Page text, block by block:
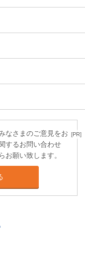
[PR]
なさまのご意見をお
するお問い合わせ
お願い致します。